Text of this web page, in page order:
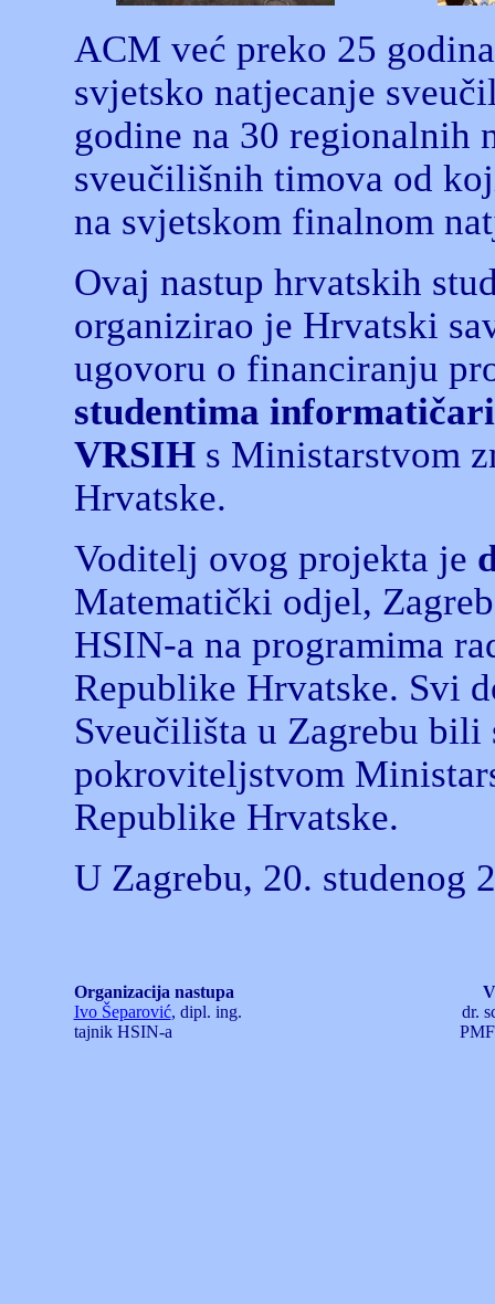
ACM već preko 25
svjetsko natjecanje
godine na 30 regionalnih
sveučilišnih timova od
na svjetskom finalnom
Ovaj nastup hrvatskih
organizirao je Hrvatski
ugovoru o financiranju
studentima
VRSIHs Ministarstvom
Hrvatske.
Voditelj ovog projekta je
Matematički odjel,
HSIN-a na programima
Republike Hrvatske. Svi
Sveučilišta u Zagrebu
pokroviteljstvom
Republike Hrvatske.
U Zagrebu, 20. studenog
Organizacija nastupa
Ivo Šeparović, dipl. ing.
tajnik HSIN-a
dr.